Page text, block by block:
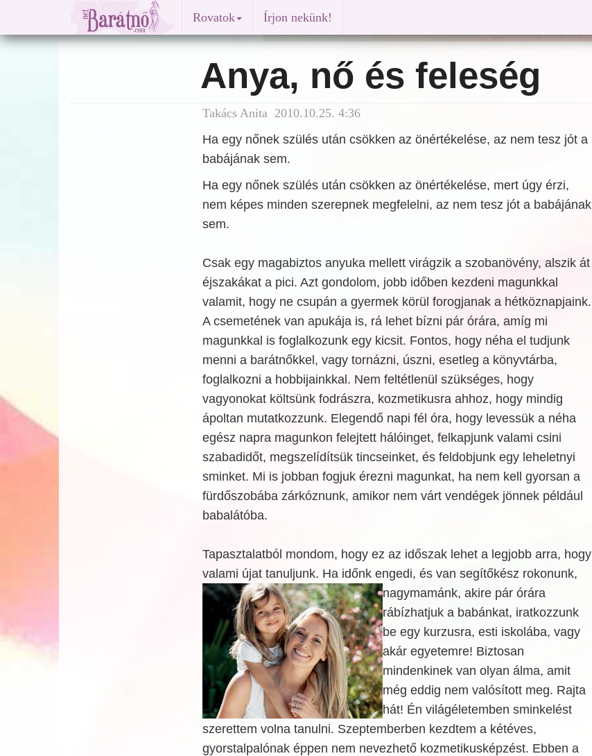
Rovatok Írjon nekünk!
Anya, nő és feleség
Takács Anita 2010.10.25. 4:36
Ha egy nőnek szülés után csökken az önértékelése, az nem tesz jót a
babájának sem.
Ha egy nőnek szülés után csökken az önértékelése, mert úgy érzi,
nem képes minden szerepnek megfelelni, az nem tesz jót a babájának
sem.
Csak egy magabiztos anyuka mellett virágzik a szobanövény, alszik át
éjszakákat a pici. Azt gondolom, jobb időben kezdeni magunkkal
valamit, hogy ne csupán a gyermek körül forogjanak a hétköznapjaink.
A csemetének van apukája is, rá lehet bízni pár órára, amíg mi
magunkkal is foglalkozunk egy kicsit. Fontos, hogy néha el tudjunk
menni a barátnőkkel, vagy tornázni, úszni, esetleg a könyvtárba,
foglalkozni a hobbijainkkal. Nem feltétlenül szükséges, hogy
vagyonokat költsünk fodrászra, kozmetikusra ahhoz, hogy mindig
ápoltan mutatkozzunk. Elegendő napi fél óra, hogy levessük a néha
egész napra magunkon felejtett hálóinget, felkapjunk valami csini
szabadidőt, megszelídítsük tincseinket, és feldobjunk egy leheletnyi
sminket. Mi is jobban fogjuk érezni magunkat, ha nem kell gyorsan a
fürdőszobába zárkóznunk, amikor nem várt vendégek jönnek például
babalátóba.
Tapasztalatból mondom, hogy ez az időszak lehet a legjobb arra, hogy
valami újat tanuljunk. Ha időnk engedi, és van segítőkész rokonunk,
nagymamánk, akire pár órára
rábízhatjuk a babánkat, iratkozzunk
be egy kurzusra, esti iskolába, vagy
akár egyetemre! Biztosan
mindenkinek van olyan álma, amit
még eddig nem valósított meg. Rajta
hát! Én világéletemben sminkelést
szerettem volna tanulni. Szeptemberben kezdtem a kétéves,
gyorstalpalónak éppen nem nevezhető kozmetikusképzést. Ebben a